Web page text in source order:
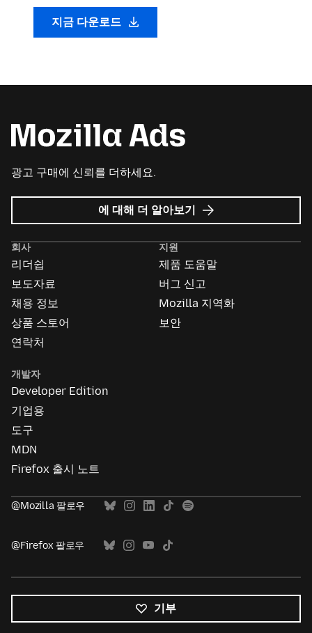
지금 다운로드
광고 구매에 신뢰를 더하세요.
Mozilla
Ads
에 대해 더 알아보기
회사
리더쉽
보도자료
채용 정보
상품 스토어
연락처
지원
제품 도움말
버그 신고
Mozilla 지역화
보안
개발자
Developer Edition
기업용
도구
MDN
Firefox 출시 노트
@Mozilla 팔로우
@Firefox 팔로우
기부